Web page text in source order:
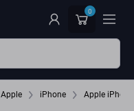
0
Apple iPhone Apple